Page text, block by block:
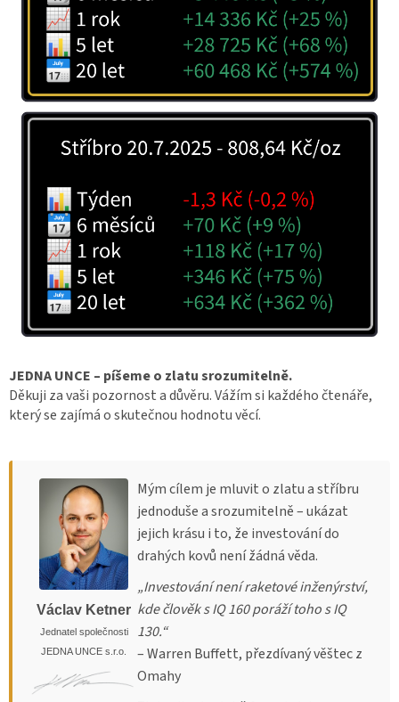
JEDNA UNCE – píšeme o zlatu srozumitelně.
Děkuji za vaši pozornost a důvěru. Vážím si každého čtenáře,
který se zajímá o skutečnou hodnotu věcí.
Václav Ketner
Jednatel společnosti
JEDNA UNCE s.r.o.
Mým cílem je mluvit o zlatu a stříbru
jednoduše a srozumitelně – ukázat
jejich krásu i to, že investování do
drahých kovů není žádná věda.
„Investování není raketové inženýrství,
kde člověk s IQ 160 poráží toho s IQ
130.“
– Warren Buffett, přezdívaný věštec z
Omahy